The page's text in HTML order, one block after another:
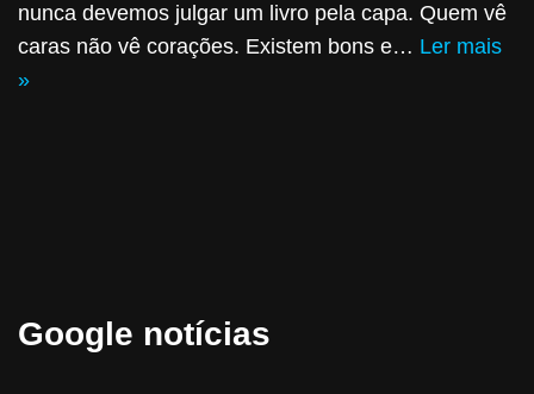
nunca devemos julgar um livro pela capa. Quem vê
caras não vê corações. Existem bons e… Ler mais
»
Google notícias